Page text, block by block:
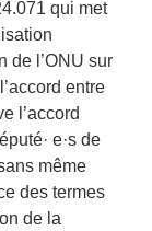
qui met
de l’ONU sur
entre
l’accord
e·s de
même
des termes
de la